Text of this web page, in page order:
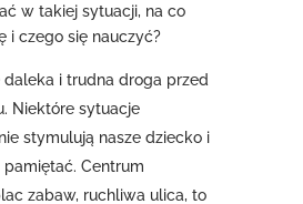
w takiej sytuacji, na co
i czego się nauczyć?
daleka i trudna droga przed
Niektóre sytuacje
stymulują nasze dziecko i
Centrum
zabaw, ruchliwa ulica, to